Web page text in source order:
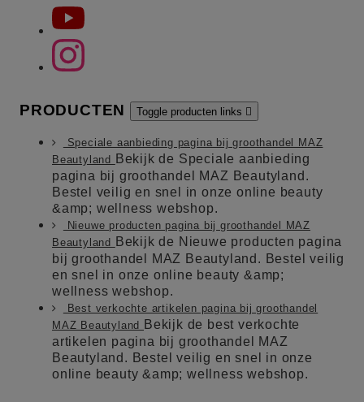
PRODUCTEN Toggle producten links 
Speciale aanbieding pagina bij groothandel MAZ
Beautyland
Bekijk de Speciale aanbieding
pagina bij groothandel MAZ Beautyland.
Bestel veilig en snel in onze online beauty
&amp; wellness webshop.
Nieuwe producten pagina bij groothandel MAZ
Beautyland
Bekijk de Nieuwe producten pagina
bij groothandel MAZ Beautyland. Bestel veilig
en snel in onze online beauty &amp;
wellness webshop.
Best verkochte artikelen pagina bij groothandel
MAZ Beautyland
Bekijk de best verkochte
artikelen pagina bij groothandel MAZ
Beautyland. Bestel veilig en snel in onze
online beauty &amp; wellness webshop.